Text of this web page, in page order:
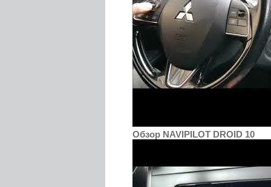
Обзор NAVIPILOT DROID 10